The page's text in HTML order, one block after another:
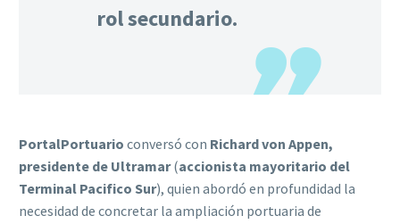
rol secundario.
PortalPortuario conversó con Richard von Appen,
presidente de Ultramar(accionista mayoritario del
Terminal Pacifico Sur), quien abordó en profundidad la
necesidad de concretar la ampliación portuaria de